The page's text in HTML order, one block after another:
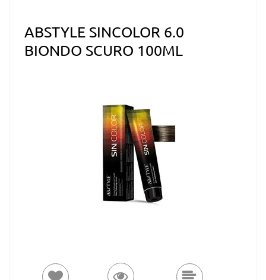
ABSTYLE SINCOLOR 6.0
BIONDO SCURO 100ML